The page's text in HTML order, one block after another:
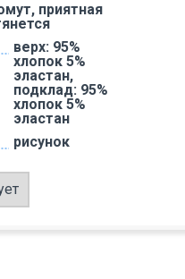
приятная
верх: 95%
хлопок 5%
эластан,
подклад: 95%
хлопок 5%
эластан
рисунок